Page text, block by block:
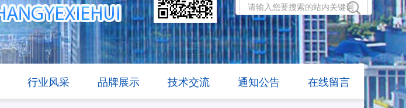
行业风采 品牌展示 技术交流 通知公告 在线留言